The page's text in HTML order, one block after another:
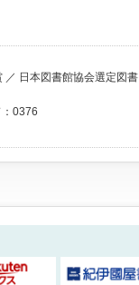
／ 日本図書館協会選定図書
0376